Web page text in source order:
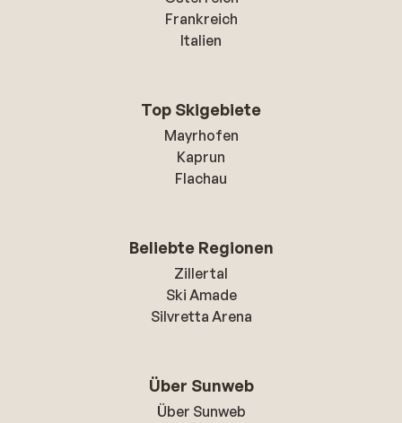
Frankreich
Italien
Top Skigebiete
Mayrhofen
Kaprun
Flachau
Beliebte Regionen
Zillertal
Ski Amade
Silvretta Arena
Über Sunweb
Über Sunweb